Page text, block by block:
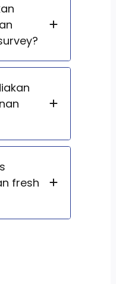
fresh